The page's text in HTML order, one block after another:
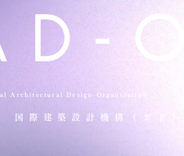
国際建築設計機構（ガド
Architectural Design-Organization